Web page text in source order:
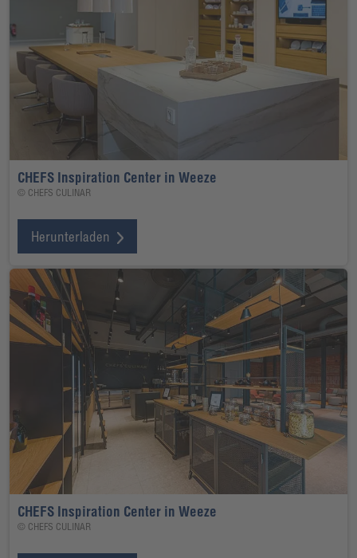
CHEFS Inspiration Center in Weeze
© CHEFS CULINAR
Herunterladen
CHEFS Inspiration Center in Weeze
© CHEFS CULINAR